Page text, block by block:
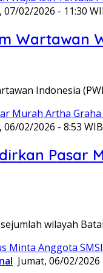
07/02/2026 - 11:30
Wartawan
Indonesia
06/02/2026 - 8:53 WIB
Pasar
wilayah
Jumat, 06/02/2026